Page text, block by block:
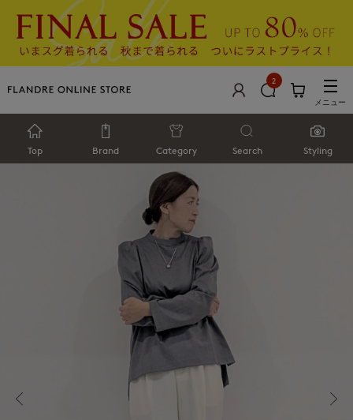
2
メニュー
Top Brand Category Search Styling